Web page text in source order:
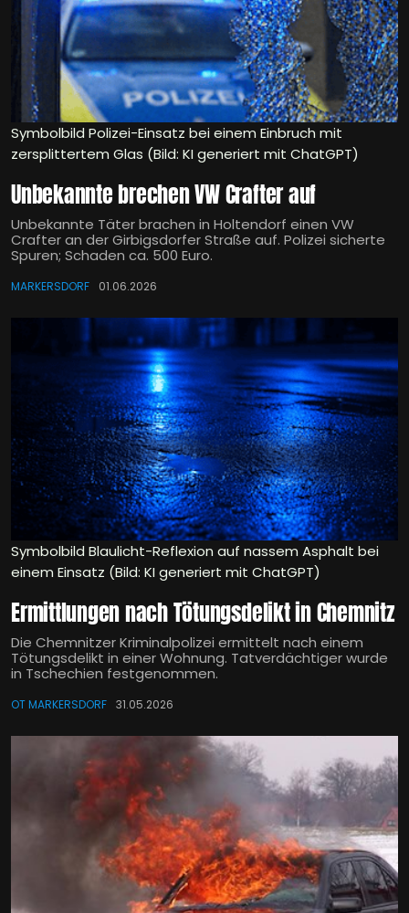
Symbolbild Polizei-Einsatz bei einem Einbruch mit
zersplittertem Glas (Bild: KI generiert mit ChatGPT)
Unbekannte brechen VW Crafter auf
Unbekannte Täter brachen in Holtendorf einen VW
Crafter an der Girbigsdorfer Straße auf. Polizei sicherte
Spuren; Schaden ca. 500 Euro.
MARKERSDORF 01.06.2026
Symbolbild Blaulicht-Reflexion auf nassem Asphalt bei
einem Einsatz (Bild: KI generiert mit ChatGPT)
Ermittlungen nach Tötungsdelikt in Chemnitz
Die Chemnitzer Kriminalpolizei ermittelt nach einem
Tötungsdelikt in einer Wohnung. Tatverdächtiger wurde
in Tschechien festgenommen.
OT MARKERSDORF 31.05.2026